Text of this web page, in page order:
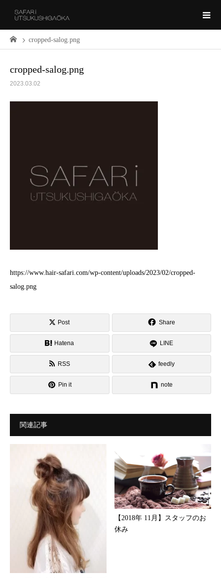
cropped-salog.png
cropped-salog.png
2023.03.02
https://www.hair-safari.com/wp-content/uploads/2023/02/cropped-
salog.png
Post Share
Hatena LINE
RSS feedly
Pin it note
関連記事
【2018年 11月】スタッフのお
休み